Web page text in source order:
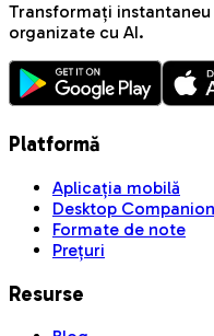
Transformați
organizate cu AI.
Platformă
Aplicația mobilă
Desktop Companion
Formate de note
Prețuri
Resurse